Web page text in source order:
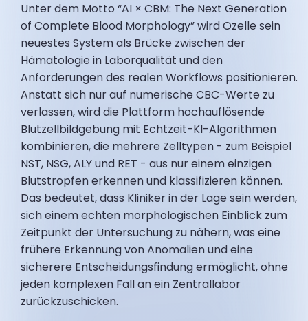
Unter dem Motto “AI × CBM: The Next Generation
of Complete Blood Morphology” wird Ozelle sein
neuestes System als Brücke zwischen der
Hämatologie in Laborqualität und den
Anforderungen des realen Workflows positionieren.
Anstatt sich nur auf numerische CBC-Werte zu
verlassen, wird die Plattform hochauflösende
Blutzellbildgebung mit Echtzeit-KI-Algorithmen
kombinieren, die mehrere Zelltypen - zum Beispiel
NST, NSG, ALY und RET - aus nur einem einzigen
Blutstropfen erkennen und klassifizieren können.
Das bedeutet, dass Kliniker in der Lage sein werden,
sich einem echten morphologischen Einblick zum
Zeitpunkt der Untersuchung zu nähern, was eine
frühere Erkennung von Anomalien und eine
sicherere Entscheidungsfindung ermöglicht, ohne
jeden komplexen Fall an ein Zentrallabor
zurückzuschicken.